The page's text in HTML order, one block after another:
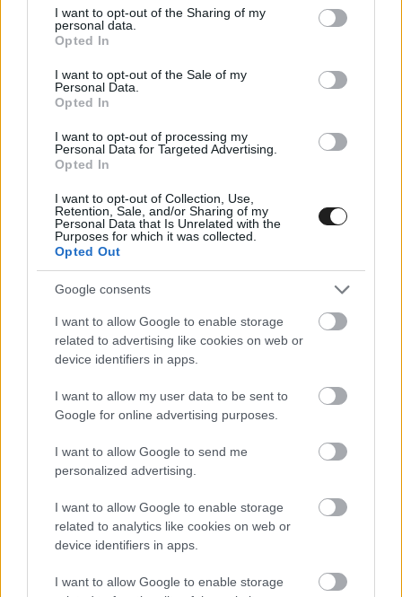
not limited to your visit or usage behaviour. You may click to
grant or deny consent to Google and its third-party tags to
use your data for below specified purposes in below Google
consent section.
I want to opt-out of the Sharing of my
personal data.
Opted In
I want to opt-out of the Sale of my
Personal Data.
Opted In
I want to opt-out of processing my
Personal Data for Targeted Advertising.
Opted In
I want to opt-out of Collection, Use,
Retention, Sale, and/or Sharing of my
Personal Data that Is Unrelated with the
Purposes for which it was collected.
Opted Out
Google consents
I want to allow Google to enable storage
related to advertising like cookies on web or
device identifiers in apps.
I want to allow my user data to be sent to
Google for online advertising purposes.
I want to allow Google to send me
personalized advertising.
I want to allow Google to enable storage
related to analytics like cookies on web or
device identifiers in apps.
I want to allow Google to enable storage
mezőnyben, sokkal izgalmasabb versenyeket
láthattunk.”
A Red Bull lesz az új Ferrari?
A Williams döcögős kezdését jelezte, hogy a
csapat nem tudott részt venni az első,
barcelonai közös teszten, és noha Bahreinben
már nem látszott rajtuk a tesztkilométerekben